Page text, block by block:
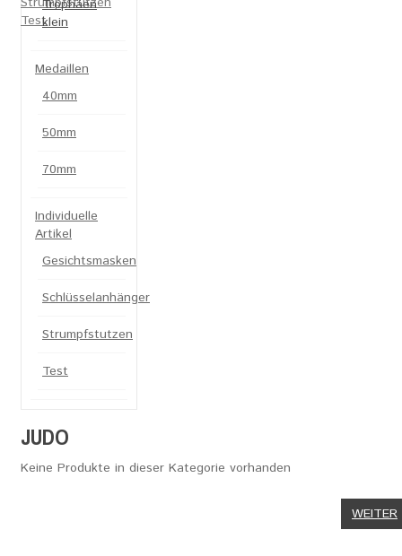
Test
Trophäen
klein
Medaillen
40mm
50mm
70mm
Individuelle
Artikel
Gesichtsmasken
Schlüsselanhänger
Strumpfstutzen
Test
JUDO
Keine Produkte in dieser Kategorie vorhanden
WEITER